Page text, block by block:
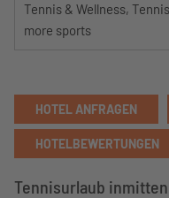
Tennis & Wellness,
more sports
HOTEL ANFRAGEN
HOTELBEWERTUNGEN
Tennisurlaub